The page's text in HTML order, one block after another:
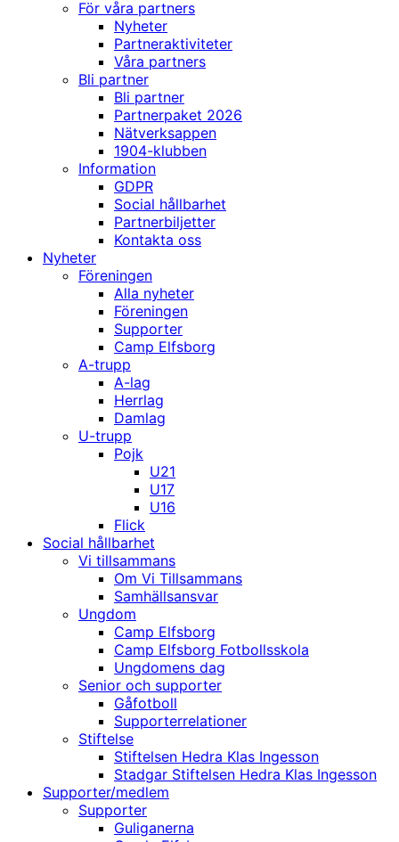
För våra partners
Nyheter
Partneraktiviteter
Våra partners
Bli partner
Bli partner
Partnerpaket 2026
Nätverksappen
1904-klubben
Information
GDPR
Social hållbarhet
Partnerbiljetter
Kontakta oss
Nyheter
Föreningen
Alla nyheter
Föreningen
Supporter
Camp Elfsborg
A-trupp
A-lag
Herrlag
Damlag
U-trupp
Pojk
U21
U17
U16
Flick
Social hållbarhet
Vi tillsammans
Om Vi Tillsammans
Samhällsansvar
Ungdom
Camp Elfsborg
Camp Elfsborg Fotbollsskola
Ungdomens dag
Senior och supporter
Gåfotboll
Supporterrelationer
Stiftelse
Stiftelsen Hedra Klas Ingesson
Stadgar Stiftelsen Hedra Klas Ingesson
Supporter/medlem
Supporter
Guliganerna